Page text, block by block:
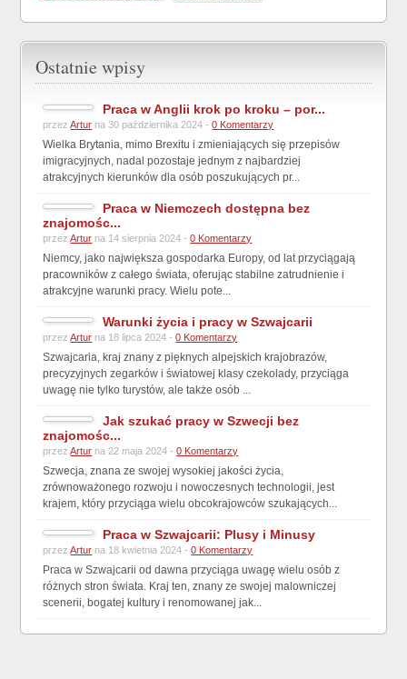
Ostatnie wpisy
Praca w Anglii krok po kroku – por...
przezArtur na 30 października 2024 -0 Komentarzy
Wielka Brytania, mimo Brexitu i zmieniających się przepisów
imigracyjnych, nadal pozostaje jednym z najbardziej
atrakcyjnych kierunków dla osób poszukujących pr...
Praca w Niemczech dostępna bez
znajomośc...
przezArtur na 14 sierpnia 2024 -0 Komentarzy
Niemcy, jako największa gospodarka Europy, od lat przyciągają
pracowników z całego świata, oferując stabilne zatrudnienie i
atrakcyjne warunki pracy. Wielu pote...
Warunki życia i pracy w Szwajcarii
przezArtur na 18 lipca 2024 -0 Komentarzy
Szwajcaria, kraj znany z pięknych alpejskich krajobrazów,
precyzyjnych zegarków i światowej klasy czekolady, przyciąga
uwagę nie tylko turystów, ale także osób ...
Jak szukać pracy w Szwecji bez
znajomośc...
przezArtur na 22 maja 2024 -0 Komentarzy
Szwecja, znana ze swojej wysokiej jakości życia,
zrównoważonego rozwoju i nowoczesnych technologii, jest
krajem, który przyciąga wielu obcokrajowców szukających...
Praca w Szwajcarii: Plusy i Minusy
przezArtur na 18 kwietnia 2024 -0 Komentarzy
Praca w Szwajcarii od dawna przyciąga uwagę wielu osób z
różnych stron świata. Kraj ten, znany ze swojej malowniczej
scenerii, bogatej kultury i renomowanej jak...